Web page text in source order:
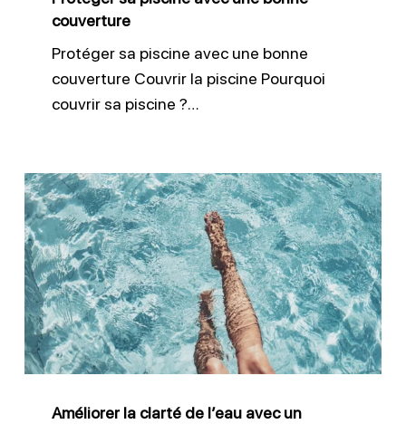
couverture
Protéger sa piscine avec une bonne
couverture Couvrir la piscine Pourquoi
couvrir sa piscine ?…
Améliorer
la
clarté
de
l’eau
avec
un
Améliorer la clarté de l’eau avec un